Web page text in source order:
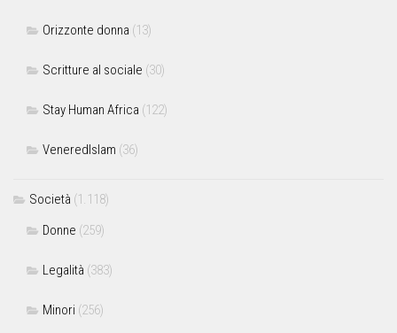
Orizzonte donna (13)
Scritture al sociale (30)
Stay Human Africa (122)
VeneredIslam (36)
Società (1.118)
Donne (259)
Legalità (383)
Minori (256)